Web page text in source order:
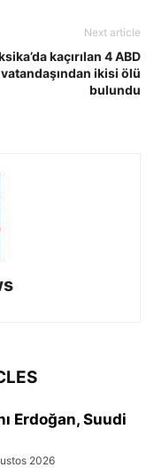
Next article
kaçırılan 4 ABD
vatandaşından ikisi ölü
bulundu
Erdoğan, Suudi
2026